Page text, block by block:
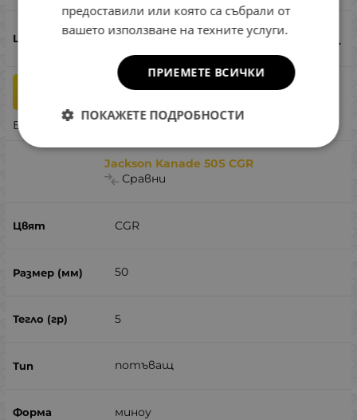
13.27 € 25.95 лв.
КУПИ
Бърза поръчка
Jackson Kanade 50S CGR
Сравни
CGR
50
5
потъващ
миноу
предоставили или която са събрали от
вашето използване на техните услуги.
ПРИЕМЕТЕ ВСИЧКИ
ПОКАЖЕТЕ ПОДРОБНОСТИ